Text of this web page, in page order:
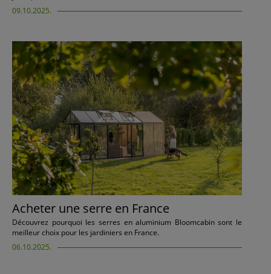
09.10.2025.
Acheter une serre en France
Découvrez pourquoi les serres en aluminium Bloomcabin sont le
meilleur choix pour les jardiniers en France.
06.10.2025.